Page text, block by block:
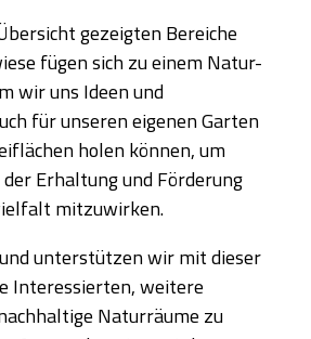
gezeigten Bereiche
fügen sich zu einem Natur-
wir uns Ideen und
für unseren eigenen Garten
holen können, um
Erhaltung und Förderung
mitzuwirken.
unterstützen wir mit dieser
Interessierten, weitere
Naturräume zu